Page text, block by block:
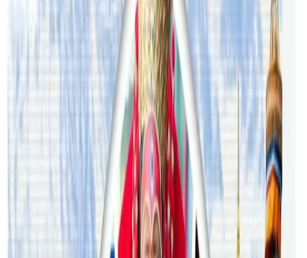
अष्ट्रेलियामा नर्सको तलब पाँचौं पटक वृद्धि
अस्ट्रेलियामा विवाह घट्यो, बढ्यो सम्बन्धविच्छेद
थापाथलीबाट अष्ट्रेलियाका घरको डिजाइन
अष्ट्रेलियामा मन्त्रालयका कर्मचारीले भ्रष्टाचार गरेको
भेटिएपछि शिक्षा मन्त्रीले दिइन् राजीनामा